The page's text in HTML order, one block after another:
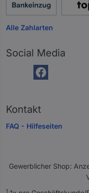
Alle Zahlarten
Social Media
Kontakt
FAQ - Hilfeseiten
Gewerblicher Shop:
A
1